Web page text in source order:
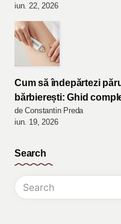
iun. 22, 2026
Cum să îndepărtezi
bărbierești: Ghid
de Constantin Preda
iun. 19, 2026
Search